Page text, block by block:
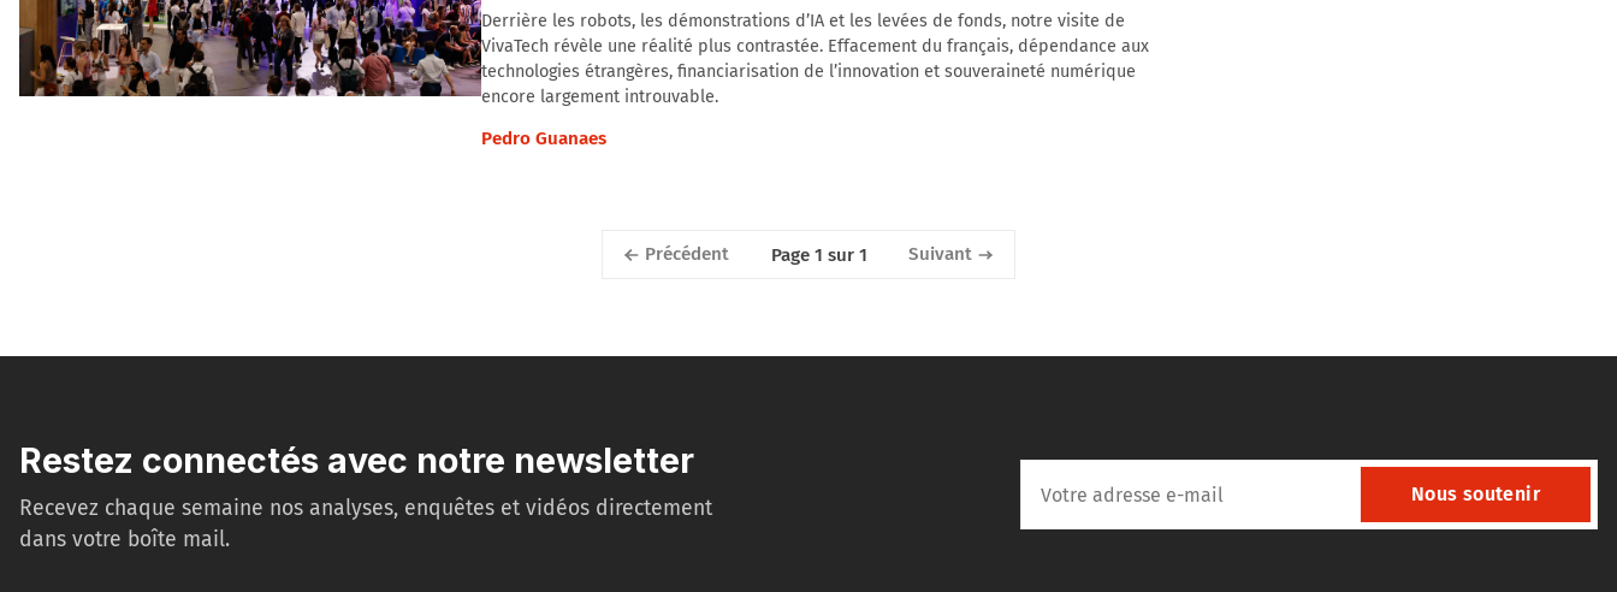
Derrière les robots, les démonstrations d’IA et les levées de fonds, notre visite de
VivaTech révèle une réalité plus contrastée. Effacement du français, dépendance aux
technologies étrangères, financiarisation de l’innovation et souveraineté numérique
encore largement introuvable.
Pedro Guanaes
Précédent Page 1 sur 1 Suivant
Restez connectés avec notre newsletter
Recevez chaque semaine nos analyses, enquêtes et vidéos directement
dans votre boîte mail.
Nous soutenir